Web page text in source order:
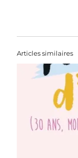
Articles similaires